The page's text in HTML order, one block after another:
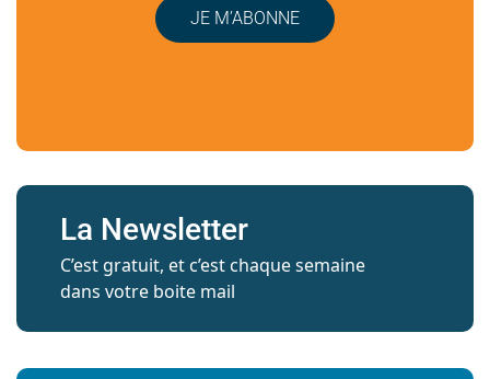
JE M’ABONNE
La Newsletter
C’est gratuit, et c’est chaque semaine
dans votre boite mail